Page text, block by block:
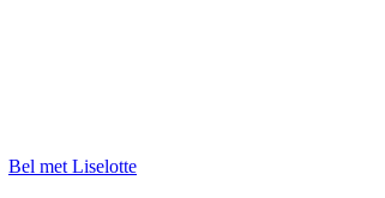
Bel met Liselotte